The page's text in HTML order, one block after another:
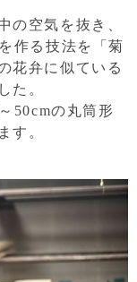
の空気を抜き、
作る技法を「菊
花弁に似ている
た。
50cmの丸筒形
す。